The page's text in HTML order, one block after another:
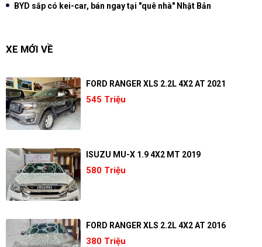
BYD sắp có kei-car, bán ngay tại "quê nhà" Nhật Bản
XE MỚI VỀ
FORD RANGER XLS 2.2L 4X2 AT 2021
545 Triệu
ISUZU MU-X 1.9 4X2 MT 2019
580 Triệu
FORD RANGER XLS 2.2L 4X2 AT 2016
380 Triệu